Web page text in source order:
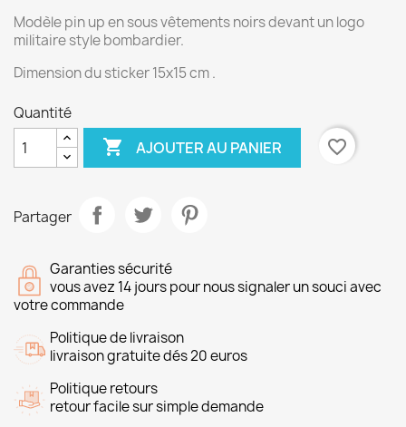
Modèle pin up en sous vêtements noirs devant un logo
militaire style bombardier.
Dimension du sticker 15x15 cm .
Quantité
 AJOUTER AU PANIER favorite_border
Partager
Garanties sécurité
vous avez 14 jours pour nous signaler un souci avec
votre commande
Politique de livraison
livraison gratuite dés 20 euros
Politique retours
retour facile sur simple demande